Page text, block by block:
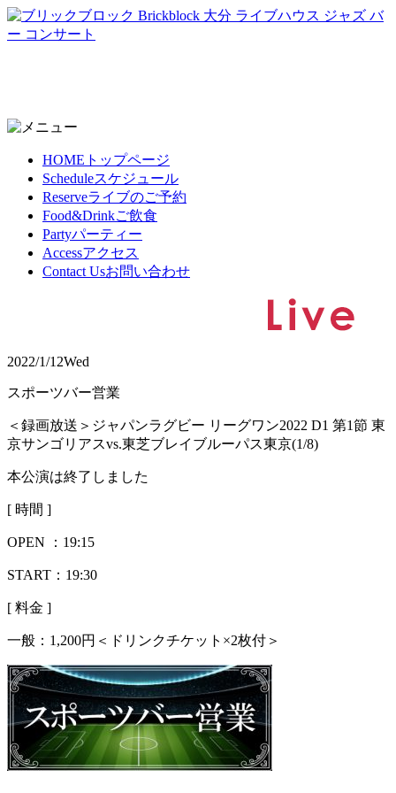
HOME トップページ
Scheduleスケジュール
Reserveライブのご予約
Food&Drinkご飲食
Partyパーティー
Accessアクセス
Contact Usお問い合わせ
2022/1/12Wed
スポーツバー営業
＜録画放送＞ジャパンラグビー リーグワン2022 D1 第1節 東
京サンゴリアスvs.東芝ブレイブルーパス東京(1/8)
本公演は終了しました
[ 時間 ]
OPEN ： 19:15
START：19:30
[ 料金 ]
一般： 1,200円＜ドリンクチケット×2枚付＞